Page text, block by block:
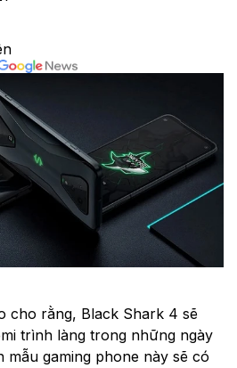
cho rằng, Black Shark 4 sẽ
trình làng trong những ngày
mẫu gaming phone này sẽ có